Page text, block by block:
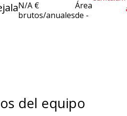
N/A €
brutos/anuales
Área
de -
del equipo